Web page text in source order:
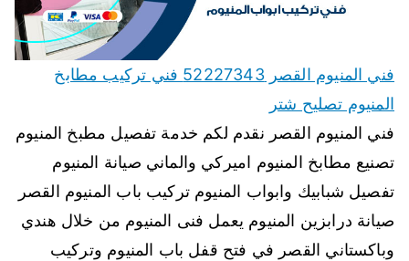
فني المنيوم القصر 52227343 فني تركيب مطابخ
المنيوم تصليح شتر
فني المنيوم القصر نقدم لكم خدمة تفصيل مطبخ المنيوم
تصنيع مطابخ المنيوم اميركي والماني صيانة المنيوم
تفصيل شبابيك وابواب المنيوم تركيب باب المنيوم القصر
صيانة درابزين المنيوم يعمل فنى المنيوم من خلال هندي
وباكستاني القصر في فتح قفل باب المنيوم وتركيب